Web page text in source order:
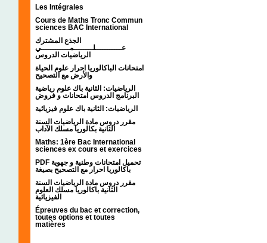
Les Intégrales
Cours de Maths Tronc Commun
sciences BAC International
الجذع المشترك
عـــــــــــلــــــــمــــــــــــي
الرياضيات الدروس
امتحانات الباكالوريا احرار علوم الحياة
والأرض مع التصحيح
الرياضيات: الثانية باك علوم رياضية
البرنامج الدروس امتحانات و فروض
الرياضيات: الثانية باك علوم فيزيائية
مقرر دروس مادة الرياضيات السنة
الثانية بكالوريا مسلك الآداب
Maths: 1ère Bac International
sciences ex cours et exercices
PDF تحميل امتحانات وطنية و جهوية
باكالوريا احرار مع التصحيح بصيغة
مقرر دروس مادة الرياضيات السنة
الثانية باكالوريا مسلك العلوم
الفيزيائية
Épreuves du bac et correction,
toutes options et toutes
matières